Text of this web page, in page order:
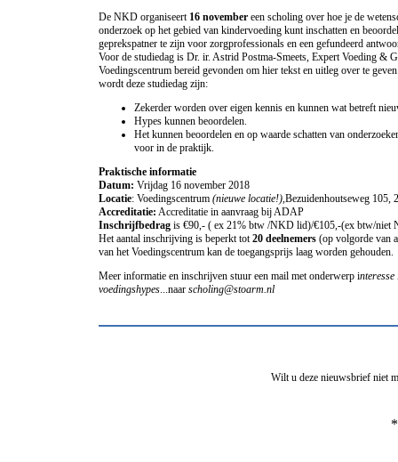
De NKD organiseert 16 november een scholing over hoe je de
onderzoek op het gebied van kindervoeding kunt inschatten en
geprekspatner te zijn voor zorgprofessionals en een gefundeerd
Voor de studiedag is Dr. ir. Astrid Postma-Smeets, Expert Voeding &
Voedingscentrum bereid gevonden om hier tekst en uitleg over te
wordt deze studiedag zijn:
Zekerder worden over eigen kennis en kunnen wat betreft
Hypes kunnen beoordelen.
Het kunnen beoordelen en op waarde schatten van
voor in de praktijk.
Praktische informatie
Datum: Vrijdag 16 november 2018
Locatie: Voedingscentrum (nieuwe locatie!),Bezuidenhoutseweg 105,
Accreditatie: Accreditatie in aanvraag bij ADAP
Inschrijfbedrag is €90,- ( ex 21% btw /NKD lid)/€105,-(ex btw/
Het aantal inschrijving is beperkt tot20 deelnemers (op volgorde van
van het Voedingscentrum kan de toegangsprijs laag worden gehouden.
Meer informatie en inschrijven stuur een mail met onderwerp i
voedingshypes...naar scholing@stoarm.nl
Wilt u deze nieuwsbrief niet